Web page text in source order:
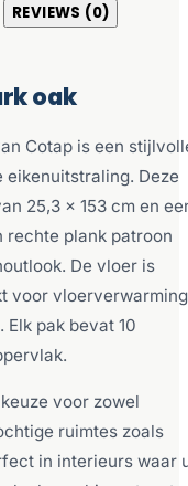
REVIEWS (0)
oak
Cotap is een
eikenuitstraling. Deze
25,3 x 153 cm en
rechte plank patroon
De vloer is
voor
pak bevat 10
voor zowel
ruimtes zoals
in interieurs waar